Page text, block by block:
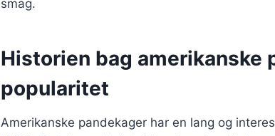
smag.
Historien bag amerikanske
popularitet
Amerikanske pandekager har en lang og